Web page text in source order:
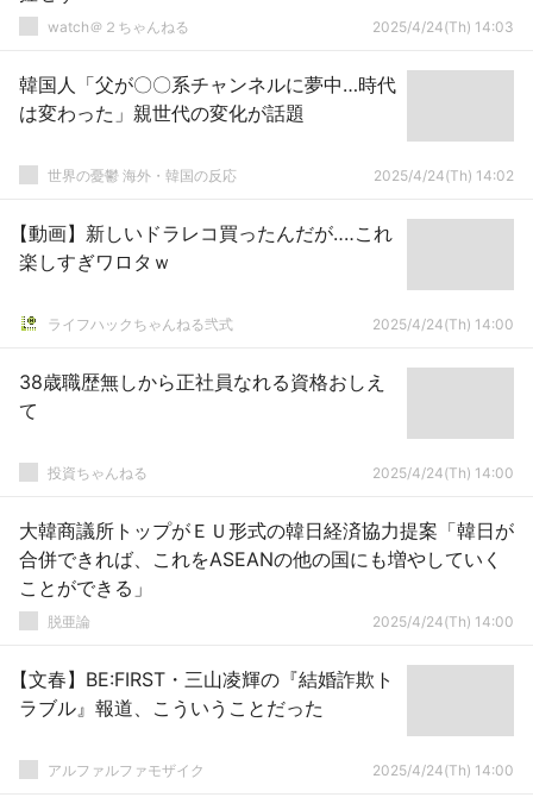
watch＠２ちゃんねる 2025/4/24(Th) 14:03
韓国人「父が〇〇系チャンネルに夢中…時代
は変わった」親世代の変化が話題
世界の憂鬱 海外・韓国の反応 2025/4/24(Th) 14:02
【動画】新しいドラレコ買ったんだが‥‥これ
楽しすぎワロタｗ
ライフハックちゃんねる弐式 2025/4/24(Th) 14:00
38歳職歴無しから正社員なれる資格おしえ
て
投資ちゃんねる 2025/4/24(Th) 14:00
大韓商議所トップがＥＵ形式の韓日経済協力提案「韓日が
合併できれば、これをASEANの他の国にも増やしていく
ことができる」
脱亜論 2025/4/24(Th) 14:00
【文春】BE:FIRST・三山凌輝の『結婚詐欺ト
ラブル』報道、こういうことだった
アルファルファモザイク 2025/4/24(Th) 14:00